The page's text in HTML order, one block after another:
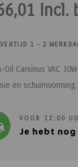
Incl.
1 - 2
Oil Carsinus VAC
en
VOOR 12:00
Je hebt nog